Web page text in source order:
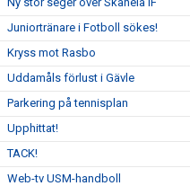
Juniortränare i Fotboll sökes!
Kryss mot Rasbo
Uddamåls förlust i Gävle
Parkering på tennisplan
Upphittat!
TACK!
Web-tv USM-handboll